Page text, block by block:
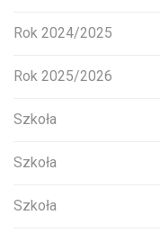
Rok 2024/2025
Rok 2025/2026
Szkoła
Szkoła
Szkoła